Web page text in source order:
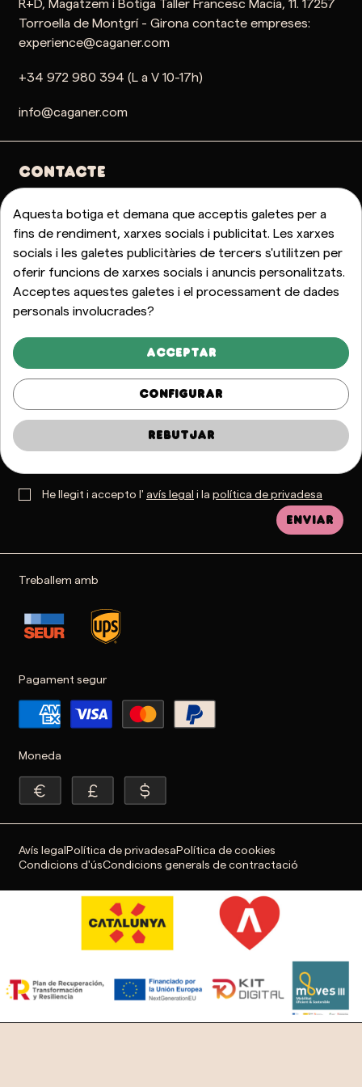
R+D, Magatzem i Botiga Taller Francesc Macia, 11. 17257
Torroella de Montgrí - Girona contacte empreses:
experience@caganer.com
+34 972 980 394 (L a V 10-17h)
info@caganer.com
Contacte
SUBSCRIU-TE A LA NEWSLETTER
Uneix-te i està al dia del món caganer, de les novetats,
les experiències i les notícies, sempre escampant
alegria.
He llegit i accepto l' avís legal i la política de privadesa
Enviar
Treballem amb
Pagament segur
Moneda
Avís legalPolítica de privadesaPolítica de cookies
Condicions d'úsCondicions generals de contractació
Aquesta botiga et demana que acceptis galetes per a
fins de rendiment, xarxes socials i publicitat. Les xarxes
socials i les galetes publicitàries de tercers s'utilitzen per
oferir funcions de xarxes socials i anuncis personalitzats.
Acceptes aquestes galetes i el processament de dades
personals involucrades?
Acceptar
Configurar
Rebutjar